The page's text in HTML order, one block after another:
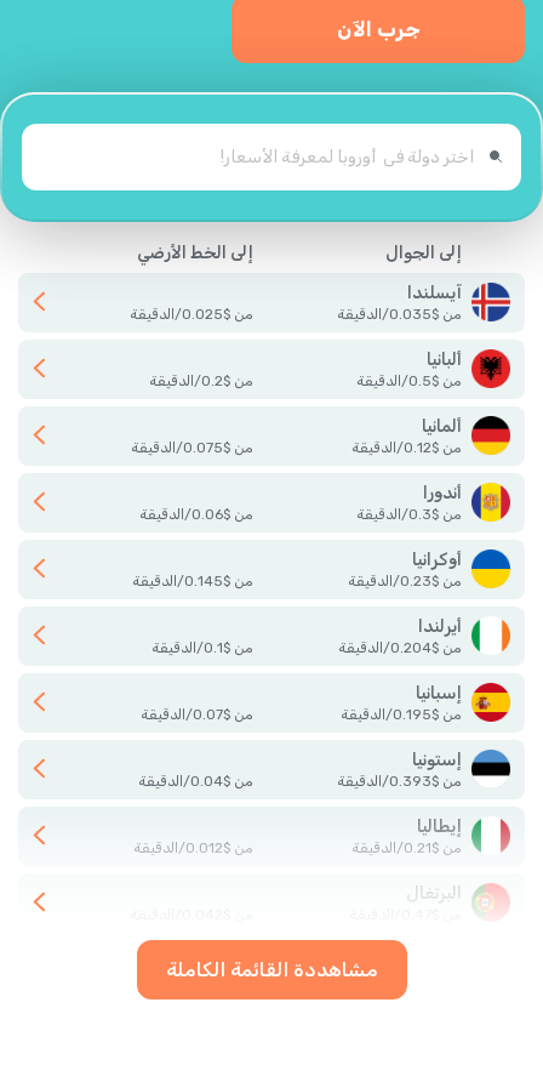
جرب الآن
إلى الجوال
إلى الخط الأرضي
آيسلندا
من $
0.035
/الدقيقة من $
0.025
/الدقيقة
ألبانيا
من $
0.5
/الدقيقة من $
0.2
/الدقيقة
ألمانيا
من $
0.12
/الدقيقة من $
0.075
/الدقيقة
أندورا
من $
0.3
/الدقيقة من $
0.06
/الدقيقة
أوكرانيا
من $
0.23
/الدقيقة من $
0.145
/الدقيقة
أيرلندا
من $
0.204
/الدقيقة من $
0.1
/الدقيقة
إسبانيا
من $
0.195
/الدقيقة من $
0.07
/الدقيقة
إستونيا
من $
0.393
/الدقيقة من $
0.04
/الدقيقة
إيطاليا
من $
0.21
/الدقيقة من $
0.012
/الدقيقة
البرتغال
مشاهددة القائمة الكاملة